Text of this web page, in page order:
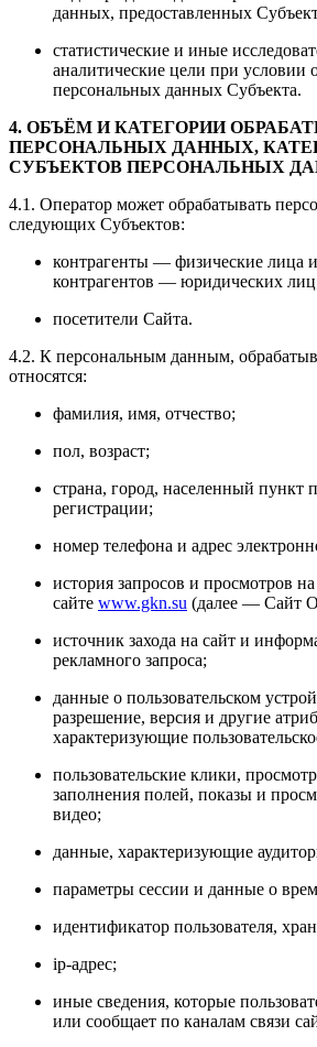
данных, предоставленных
статистические и иные
аналитические цели при условии
персональных данных Субъекта.
4. ОБЪЁМ И КАТЕГОРИИ
ПЕРСОНАЛЬНЫХ ДАННЫХ,
СУБЪЕКТОВ ПЕРСОНАЛЬНЫХ
4.1. Оператор может обрабатывать
следующих Субъектов:
контрагенты — физические лица
контрагентов — юридических
посетители Сайта.
4.2. К персональным данным,
относятся:
фамилия, имя, отчество;
пол, возраст;
страна, город, населенный пункт
регистрации;
номер телефона и адрес
история запросов и просмотров на
сайте www.gkn.su (далее — Сайт
источник захода на сайт и
рекламного запроса;
данные о пользовательском
разрешение, версия и другие
характеризующие
пользовательские клики,
заполнения полей, показы и
видео;
данные, характеризующие
параметры сессии и данные о
идентификатор пользователя,
ip-адрес;
иные сведения, которые
или сообщает по каналам связи